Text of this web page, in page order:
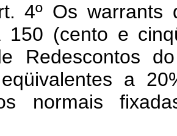
4º Os warrants
150 (cento e
Redescontos
a
normais